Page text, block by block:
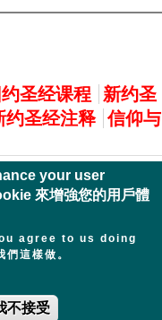
约圣经课程
新约圣
约圣经注释 信仰与
your user
來增強您的用戶體
agree to us doing
這樣做。
不接受